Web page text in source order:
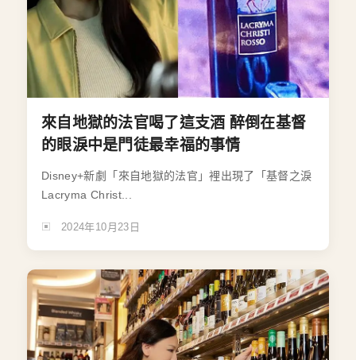
來自地獄的法官喝了這支酒 醉倒在基督
的眼淚中是門徒最幸福的事情
Disney+新劇「來自地獄的法官」裡出現了「基督之淚
Lacryma Christ...
2024年10月23日